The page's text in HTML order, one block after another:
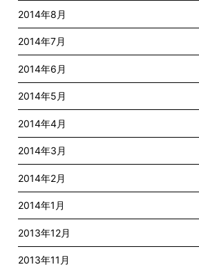
2014年8月
2014年7月
2014年6月
2014年5月
2014年4月
2014年3月
2014年2月
2014年1月
2013年12月
2013年11月